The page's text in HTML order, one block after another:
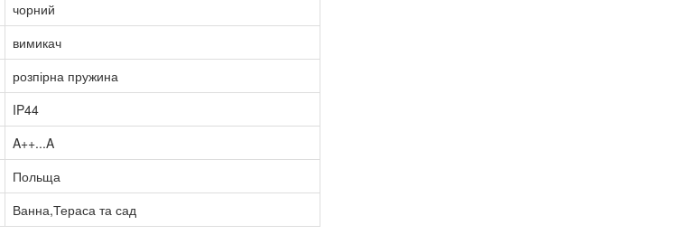
чорний
вимикач
розпірна пружина
IP44
A++...A
Польща
Ванна,Тераса та сад